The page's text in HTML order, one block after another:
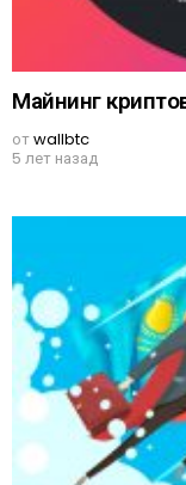
Майнинг
отwallbtc
5 лет назад